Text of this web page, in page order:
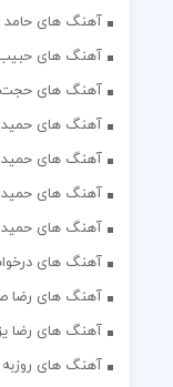
آهنگ های حامد
آهنگ های
آهنگ های حجت
آهنگ های
آهنگ های حمید
آهنگ های
آهنگ های حمید
آهنگ های
آهنگ های رضا
آهنگ های رضا
آهنگ های